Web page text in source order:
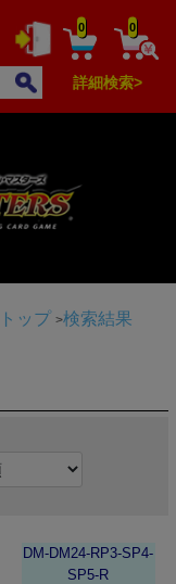
0 0
詳細検索>
ップ 検索結果
DM-DM24-RP3-SP4-
SP5-R